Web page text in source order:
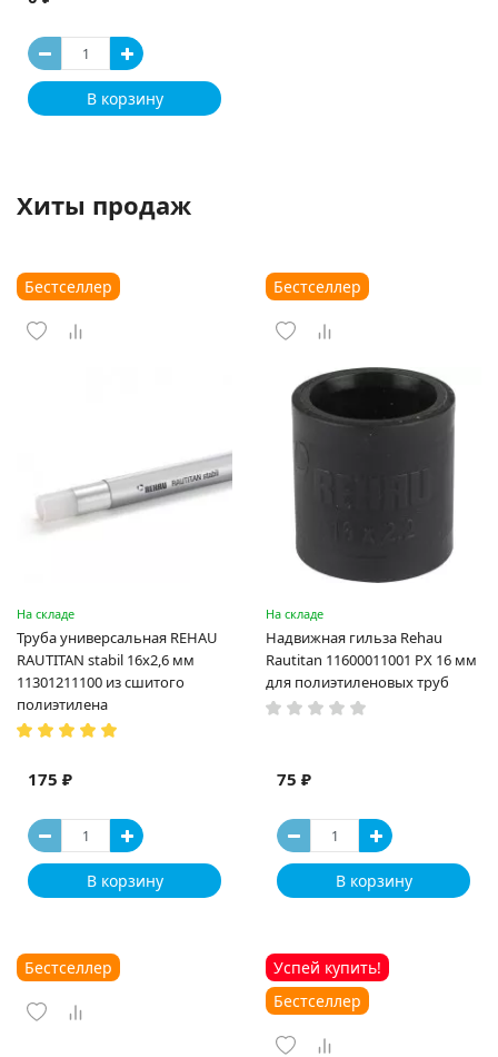
В корзину
Хиты продаж
Бестселлер
На складе
Труба универсальная REHAU
RAUTITAN stabil 16х2,6 мм
11301211100 из сшитого
полиэтилена
175 ₽
В корзину
Бестселлер
На складе
Надвижная гильза Rehau
Rautitan 11600011001 PX 16 мм
для полиэтиленовых труб
75 ₽
В корзину
Бестселлер
Успей купить!
Бестселлер